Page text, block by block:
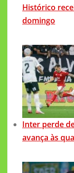
Histórico
domingo
Inter perde
avança às